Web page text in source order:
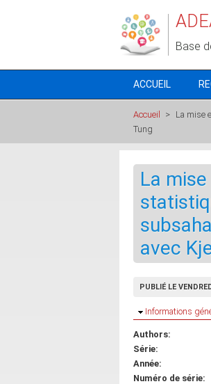
Base
ACCUEIL
Accueil > La mise
Tung
La
avec
PUBLIÉ LE
Masquer
Informations
Authors:
Série:
Année:
Numéro de série: